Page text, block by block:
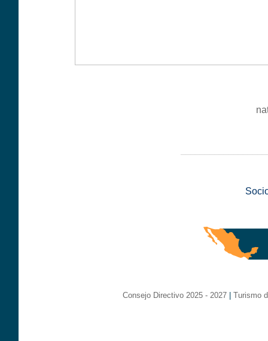
Consejo Directivo 2025 - 2027| Turismo